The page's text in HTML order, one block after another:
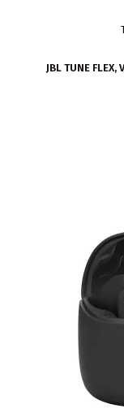
JBL TUNE FLEX,